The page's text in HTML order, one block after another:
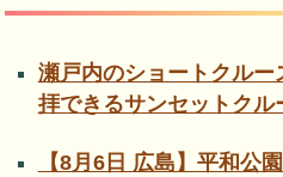
瀬戸内のショートクル
拝できるサンセットクル
【8月6日 広島】平和公